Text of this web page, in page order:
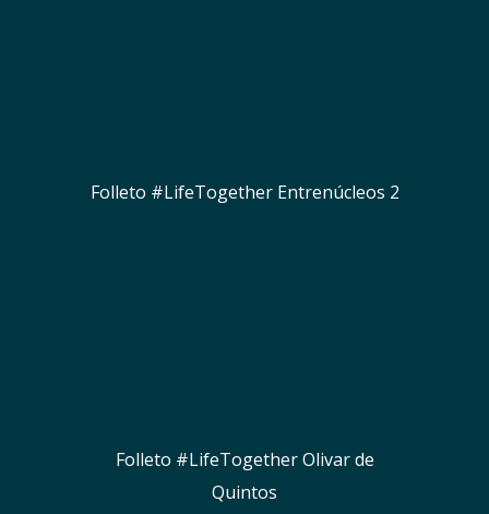
Folleto #LifeTogether Entrenúcleos 2
Folleto #LifeTogether Olivar de
Quintos